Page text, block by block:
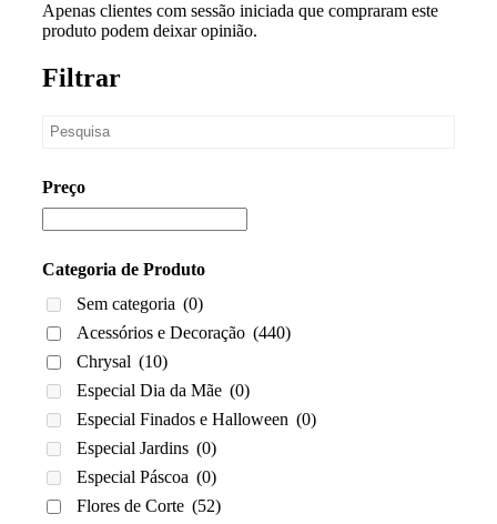
Apenas clientes com sessão iniciada que compraram este
produto podem deixar opinião.
Filtrar
Preço
Categoria de Produto
Sem categoria (0)
Acessórios e Decoração (440)
Chrysal (10)
Especial Dia da Mãe (0)
Especial Finados e Halloween (0)
Especial Jardins (0)
Especial Páscoa (0)
Flores de Corte (52)